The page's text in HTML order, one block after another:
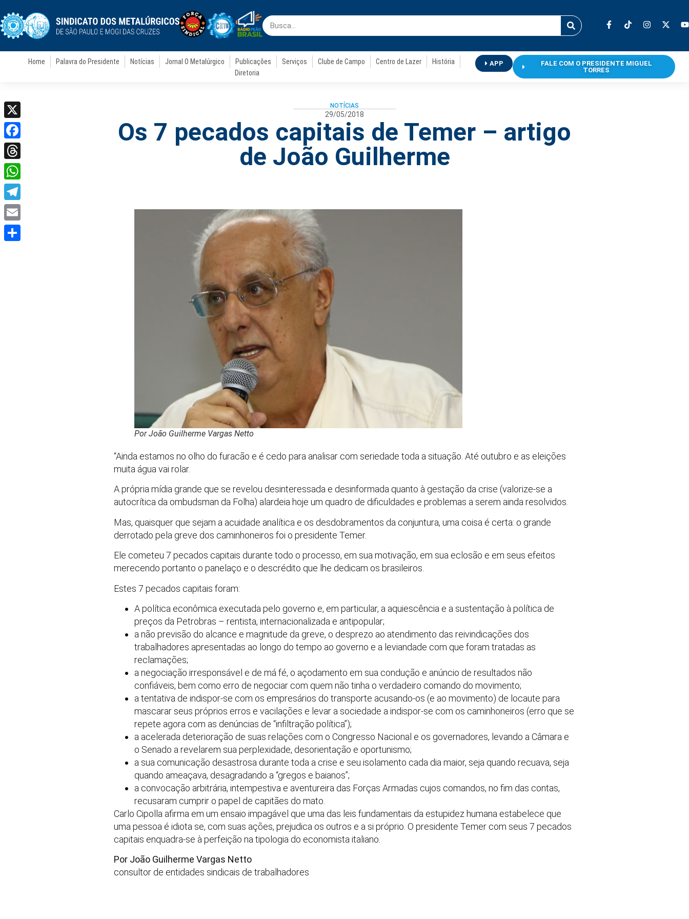
Home Palavra do Presidente Notícias Jornal O Metalúrgico Publicações Serviços Clube de Campo Centro de Lazer
História
Diretoria
APP
FALE COM O PRESIDENTE MIGUEL
TORRES
NOTÍCIAS
29/05/2018
Os 7 pecados capitais de Temer – artigo
de João Guilherme
Por João Guilherme Vargas Netto
“Ainda estamos no olho do furacão e é cedo para analisar com seriedade toda a situação. Até outubro e as eleições
muita água vai rolar.
A própria mídia grande que se revelou desinteressada e desinformada quanto à gestação da crise (valorize-se a
autocrítica da ombudsman da Folha) alardeia hoje um quadro de dificuldades e problemas a serem ainda resolvidos.
Mas, quaisquer que sejam a acuidade analítica e os desdobramentos da conjuntura, uma coisa é certa: o grande
derrotado pela greve dos caminhoneiros foi o presidente Temer.
Ele cometeu 7 pecados capitais durante todo o processo, em sua motivação, em sua eclosão e em seus efeitos
merecendo portanto o panelaço e o descrédito que lhe dedicam os brasileiros.
Estes 7 pecados capitais foram:
A política econômica executada pelo governo e, em particular, a aquiescência e a sustentação à política de
preços da Petrobras – rentista, internacionalizada e antipopular;
a não previsão do alcance e magnitude da greve, o desprezo ao atendimento das reivindicações dos
trabalhadores apresentadas ao longo do tempo ao governo e a leviandade com que foram tratadas as
reclamações;
a negociação irresponsável e de má fé, o açodamento em sua condução e anúncio de resultados não
confiáveis, bem como erro de negociar com quem não tinha o verdadeiro comando do movimento;
a tentativa de indispor-se com os empresários do transporte acusando-os (e ao movimento) de locaute para
mascarar seus próprios erros e vacilações e levar a sociedade a indispor-se com os caminhoneiros (erro que se
repete agora com as denúncias de “infiltração política”);
a acelerada deterioração de suas relações com o Congresso Nacional e os governadores, levando a Câmara e
o Senado a revelarem sua perplexidade, desorientação e oportunismo;
a sua comunicação desastrosa durante toda a crise e seu isolamento cada dia maior, seja quando recuava, seja
quando ameaçava, desagradando a “gregos e baianos”;
a convocação arbitrária, intempestiva e aventureira das Forças Armadas cujos comandos, no fim das contas,
recusaram cumprir o papel de capitães do mato.
Carlo Cipolla afirma em um ensaio impagável que uma das leis fundamentais da estupidez humana estabelece que
uma pessoa é idiota se, com suas ações, prejudica os outros e a si próprio. O presidente Temer com seus 7 pecados
capitais enquadra-se à perfeição na tipologia do economista italiano.
Por João Guilherme Vargas Netto
consultor de entidades sindicais de trabalhadores
X
Facebook
Threads
WhatsApp
Telegram
Email